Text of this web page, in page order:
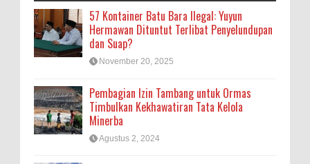
57 Kontainer Batu Bara Ilegal: Yuyun
Hermawan Dituntut Terlibat Penyelundupan
dan Suap?
November 20, 2025
Pembagian Izin Tambang untuk Ormas
Timbulkan Kekhawatiran Tata Kelola
Minerba
Agustus 2, 2024